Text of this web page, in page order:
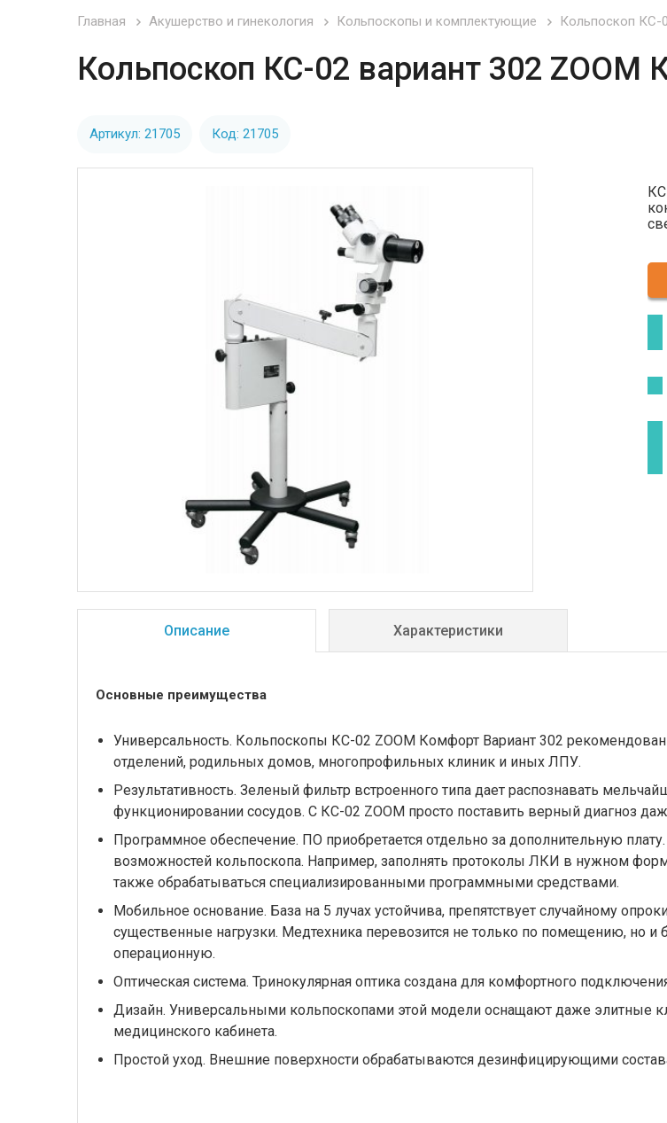
Главная Акушерство и гинекология Кольпоскопы и комплектующие Кольпоскоп КС-
Кольпоскоп КС-02 вариант 302 ZOOM
Артикул: 21705 Код: 21705
Описание Характеристики
Основные преимущества
Универсальность. Кольпоскопы КС-02 ZOOM Комфорт Вариант 302
отделений, родильных домов, многопрофильных клиник и иных ЛПУ.
Результативность. Зеленый фильтр встроенного типа дает распознавать
функционировании сосудов. С КС-02 ZOOM просто поставить верный диагноз
Программное обеспечение. ПО приобретается отдельно за дополнительную
возможностей кольпоскопа. Например, заполнять протоколы ЛКИ в нужном
также обрабатываться специализированными программными средствами.
Мобильное основание. База на 5 лучах устойчива, препятствует случайному
существенные нагрузки. Медтехника перевозится не только по помещению, но
операционную.
Оптическая система. Тринокулярная оптика создана для комфортного
Дизайн. Универсальными кольпоскопами этой модели оснащают даже элитные
медицинского кабинета.
Простой уход. Внешние поверхности обрабатываются дезинфицирующими